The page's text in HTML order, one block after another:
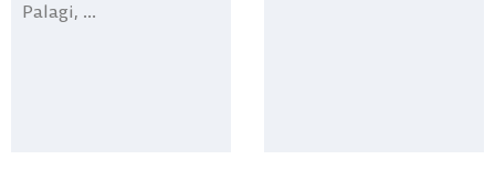
Palagi, ...